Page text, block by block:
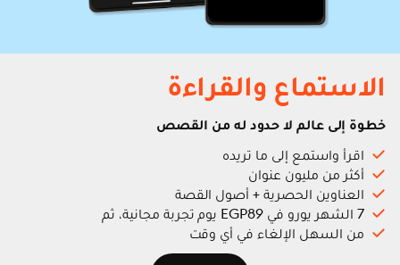
الاستماع والقراءة
خطوة إلى عالم لا حدود له من القصص
اقرأ واستمع إلى ما تريده
أكثر من مليون عنوان
العناوين الحصرية + أصول القصة
7 الشهر يورو في EGP89 يوم تجربة مجانية، ثم
من السهل الإلغاء في أي وقت